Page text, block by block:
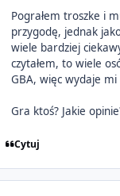
Pograłem troszke i
przygodę, jednak
wiele bardziej
czytałem, to wiele
GBA, więc wydaje mi
Gra ktoś? Jakie
Cytuj